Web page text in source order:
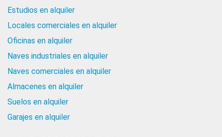
Estudios en alquiler
Locales comerciales en alquiler
Oficinas en alquiler
Naves industriales en alquiler
Naves comerciales en alquiler
Almacenes en alquiler
Suelos en alquiler
Garajes en alquiler